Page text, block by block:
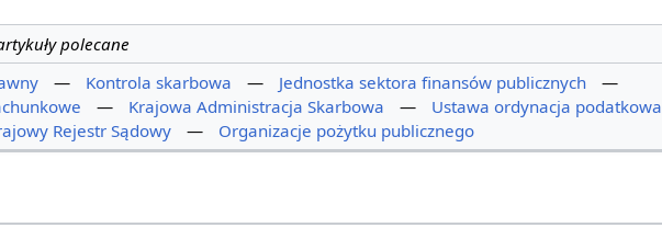
polecane
— Kontrola skarbowa — Jednostka sektora finansów publicznych
—
— Krajowa Administracja Skarbowa —
Ustawa ordynacja podatkowa
Rejestr Sądowy — Organizacje pożytku publicznego